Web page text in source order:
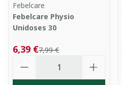
Febelcare
Febelcare Physio
Unidoses 30
7,99 €
6,39 €